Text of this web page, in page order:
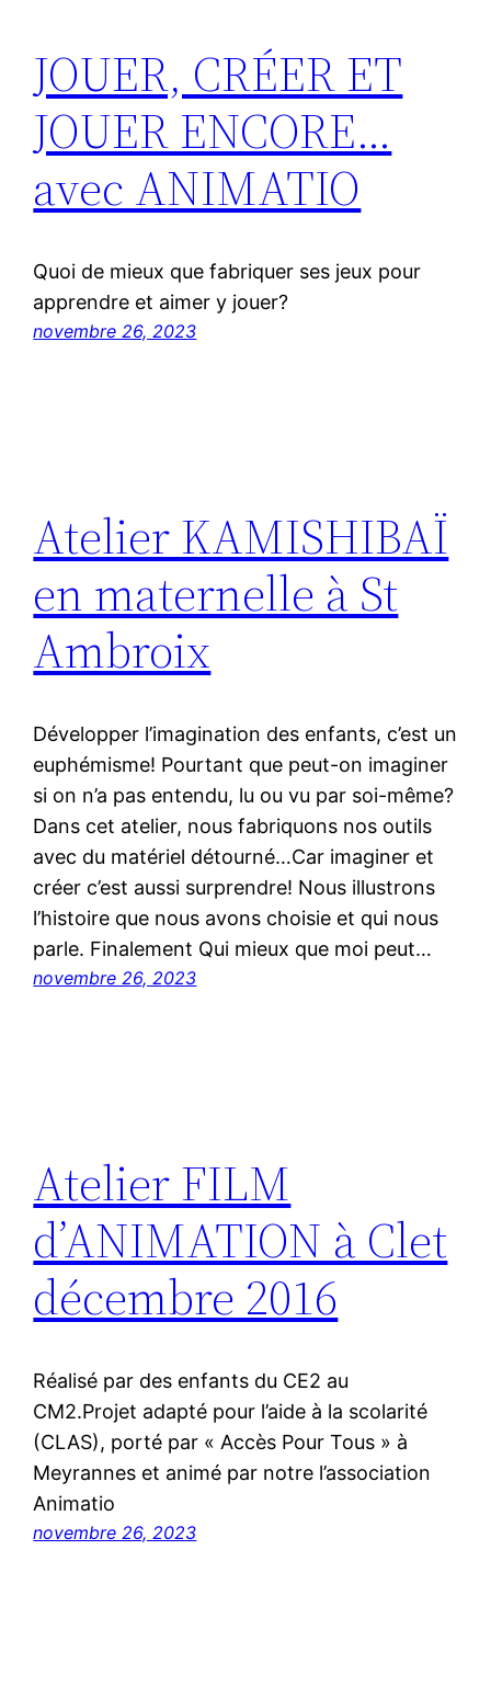
JOUER, CRÉER ET
JOUER ENCORE…
avec ANIMATIO
Quoi de mieux que fabriquer ses jeux pour
apprendre et aimer y jouer?
novembre 26, 2023
Atelier KAMISHIBAÏ
en maternelle à St
Ambroix
Développer l’imagination des enfants, c’est un
euphémisme! Pourtant que peut-on imaginer
si on n’a pas entendu, lu ou vu par soi-même?
Dans cet atelier, nous fabriquons nos outils
avec du matériel détourné…Car imaginer et
créer c’est aussi surprendre! Nous illustrons
l’histoire que nous avons choisie et qui nous
parle. Finalement Qui mieux que moi peut…
novembre 26, 2023
Atelier FILM
d’ANIMATION à Clet
décembre 2016
Réalisé par des enfants du CE2 au
CM2.Projet adapté pour l’aide à la scolarité
(CLAS), porté par « Accès Pour Tous » à
Meyrannes et animé par notre l’association
Animatio
novembre 26, 2023